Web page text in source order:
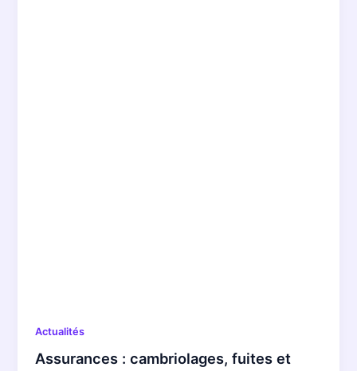
Actualités
Assurances : cambriolages, fuites et